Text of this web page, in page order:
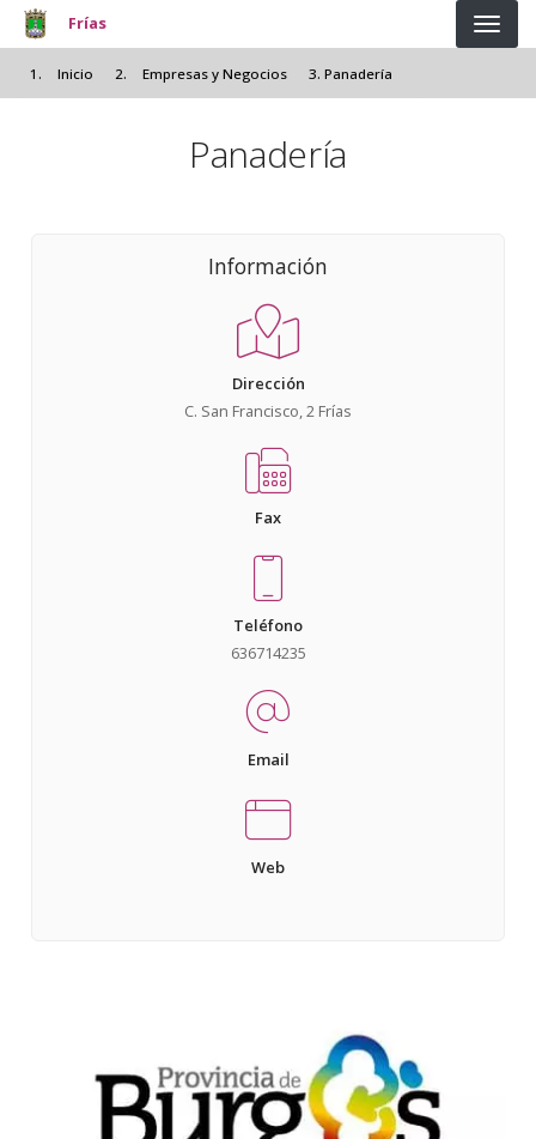
Pasar
al
contenido
principal
Frías
Inicio Empresas y Negocios Panadería
Panadería
Información
Dirección
C. San Francisco, 2 Frías
Fax
Teléfono
636714235
Email
Web